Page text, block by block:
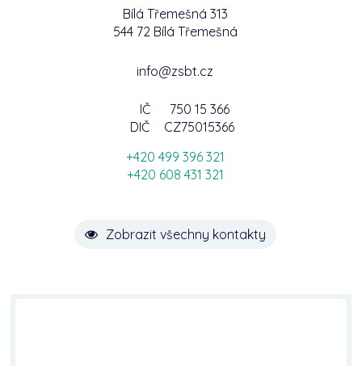
Bílá Třemešná 313
544 72 Bílá Třemešná
info@zsbt.cz
IČ
750 15 366
DIČ
CZ75015366
+420 499 396 321
+420 608 431 321
Zobrazit všechny kontakty